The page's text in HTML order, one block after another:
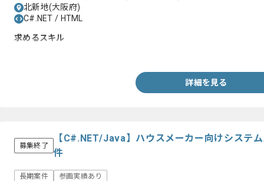
北新地(大阪府)
C#.NET / HTML
求めるスキル
詳細を見る
募集終了
【C#.NET/Java】ハウスメーカー向けシステ
件
長期案件 参画実績あり